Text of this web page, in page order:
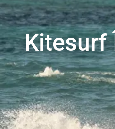
Kitesurf